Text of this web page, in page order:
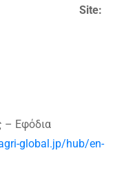
Site:
– Εφόδια
global.jp/hub/en-